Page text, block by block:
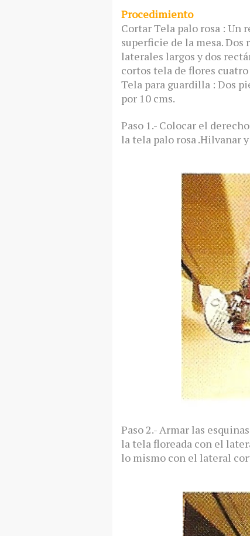
Procedimiento
Cortar Tela palo rosa : Un
superficie de la mesa. Dos
laterales largos y dos
cortos tela de flores
Tela para guardilla : Dos
por 10 cms.
Paso 1.- Colocar el
la tela palo rosa .Hilvanar
Paso 2.- Armar las
la tela floreada con el
lo mismo con el lateral